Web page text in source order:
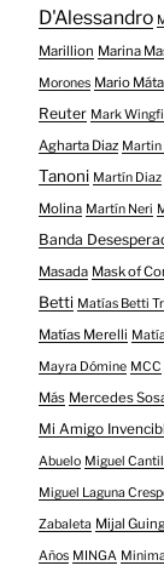
D'Alessandro
Marillion Marina
Morones Mario
Reuter Mark
Agharta Diaz Martin
Tanoni Martín Diaz
Molina Martín Neri
Banda
Masada Mask of
Betti Matías Betti
Matías Merelli
Mayra Dómine MCC
Más Mercedes
Mi Amigo
Abuelo Miguel
Miguel Laguna
Zabaleta Mijal
Años MINGA